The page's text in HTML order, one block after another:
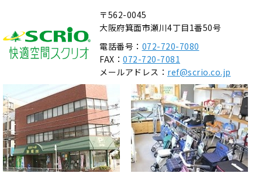
〒562-0045
大阪府箕面市瀬川4丁目1番50号
電話番号： 072-720-7080
FAX： 072-720-7081
メールアドレス： ref@scrio.co.jp